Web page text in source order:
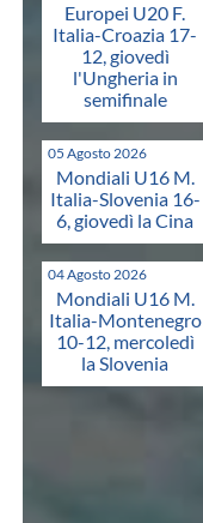
Europei U20 F.
Italia-Croazia 17-
12, giovedì
l'Ungheria in
semifinale
05 Agosto 2026
Mondiali U16 M.
Italia-Slovenia 16-
6, giovedì la Cina
04 Agosto 2026
Mondiali U16 M.
Italia-Montenegro
10-12, mercoledì
la Slovenia